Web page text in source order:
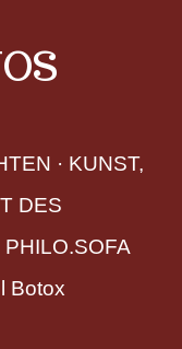
· KUNST,
DES
PHILO.SOFA
Botox